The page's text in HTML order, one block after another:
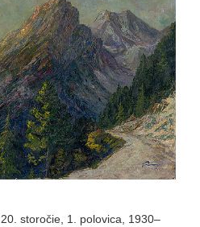
20. storočie, 1. polovica, 1930–